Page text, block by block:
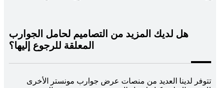
هل لديك المزيد من التصاميم لحامل الجوارب
المعلقة للرجوع إليها؟
تتوفر لدينا العديد من منصات عرض جوارب مونستر الأخرى